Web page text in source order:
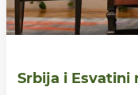
Srbija i Esvatini